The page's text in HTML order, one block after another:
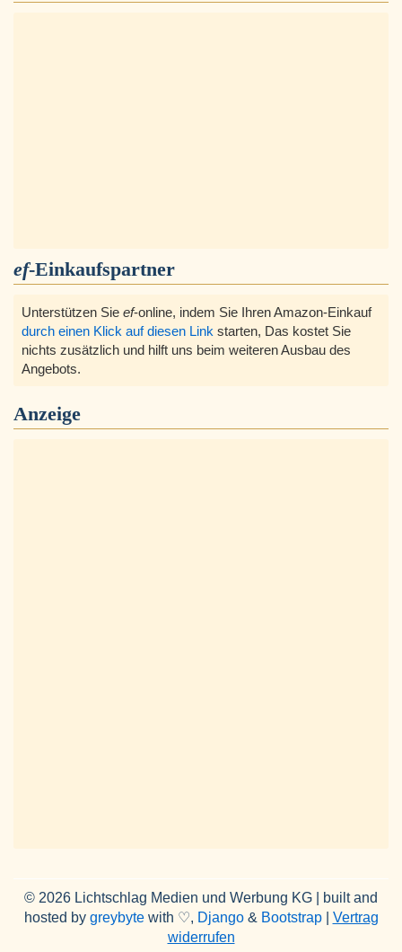
ef-Einkaufspartner
Unterstützen Sie ef-online, indem Sie Ihren Amazon-Einkauf
durch einen Klick auf diesen Link starten, Das kostet Sie
nichts zusätzlich und hilft uns beim weiteren Ausbau des
Angebots.
Anzeige
© 2026 Lichtschlag Medien und Werbung KG | built and
hosted by greybytewith ♡, Django& Bootstrap| Vertrag
widerrufen